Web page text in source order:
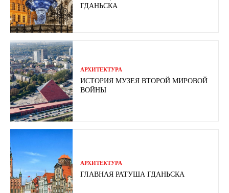
ГДАНЬСКА
АРХИТЕКТУРА
ИСТОРИЯ МУЗЕЯ ВТОРОЙ МИРОВОЙ
ВОЙНЫ
АРХИТЕКТУРА
ГЛАВНАЯ РАТУША ГДАНЬСКА